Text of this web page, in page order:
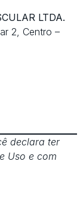
LTDA.
2, Centro –
declara ter
Uso e com